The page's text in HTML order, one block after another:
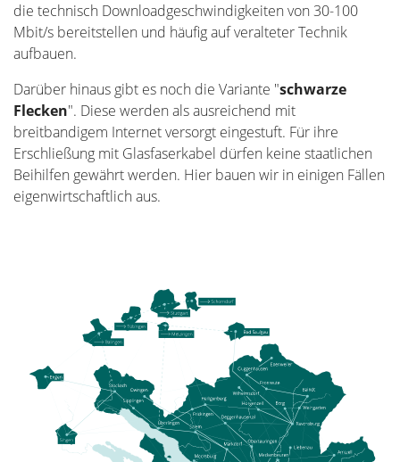
die technisch Downloadgeschwindigkeiten von 30-100
Mbit/s bereitstellen und häufig auf veralteter Technik
aufbauen.
Darüber hinaus gibt es noch die Variante "schwarze
Flecken". Diese werden als ausreichend mit
breitbandigem Internet versorgt eingestuft. Für ihre
Erschließung mit Glasfaserkabel dürfen keine staatlichen
Beihilfen gewährt werden. Hier bauen wir in einigen Fällen
eigenwirtschaftlich aus.